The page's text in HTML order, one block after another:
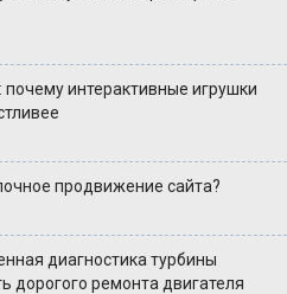
интерактивные игрушки
продвижение сайта?
диагностика турбины
дорогого ремонта двигателя